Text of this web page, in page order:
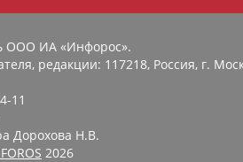
ООО ИА «Инфорос».
редакции: 117218, Россия, г.
11
Дорохова Н.В.
2026